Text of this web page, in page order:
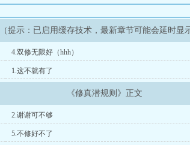
（提示：已启用缓存技术，最新章节可能会延时显
4.双修无限好（hhh）
1.这不就有了
《修真潜规则》正文
2.谢谢可不够
5.不修好不了